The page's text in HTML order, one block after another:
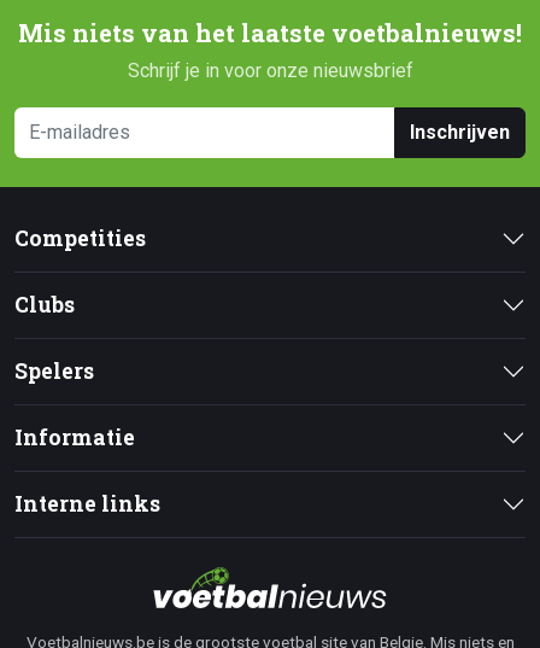
Mis niets van het laatste voetbalnieuws!
Schrijf je in voor onze nieuwsbrief
Inschrijven
Competities
Clubs
Spelers
Informatie
Interne links
Voetbalnieuws.be is de grootste voetbal site van Belgie. Mis niets en